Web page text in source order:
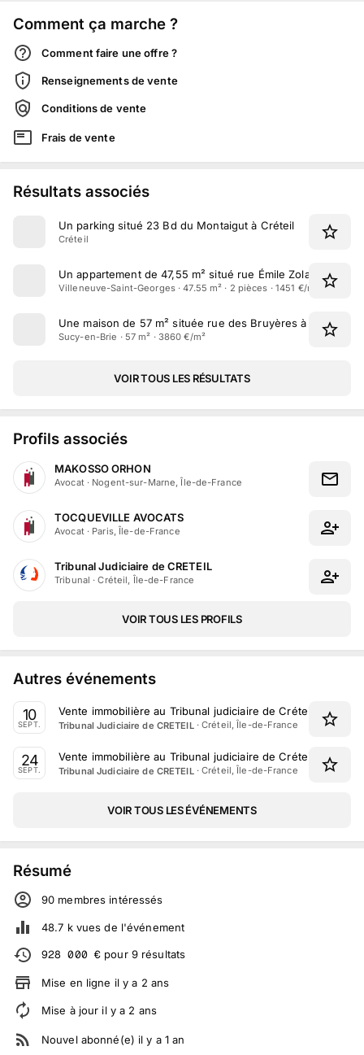
Comment ça marche ?
Comment faire une offre ?
Renseignements de vente
Conditions de vente
Frais de vente
Résultats associés
Un parking situé 23 Bd du Montaigut à Créteil
Créteil
Un appartement de 47,55 m² situé rue Émile Zola à
Villeneuve-Saint-Georges · 47.55 m² · 2 pièces · 1451 €/m²
Une maison de 57 m² située rue des Bruyères à Sucy-en-
Sucy-en-Brie · 57 m² · 3860 €/m²
VOIR TOUS LES RÉSULTATS
Profils associés
MAKOSSO ORHON
Avocat· Nogent-sur-Marne, Île-de-France
TOCQUEVILLE AVOCATS
Avocat· Paris, Île-de-France
Tribunal Judiciaire de CRETEIL
Tribunal ·Créteil, Île-de-France
VOIR TOUS LES PROFILS
Autres événements
10
SEPT.
Vente immobilière au Tribunal judiciaire de Créteil le 10
Tribunal Judiciaire de CRETEIL ·Créteil, Île-de-France
24
SEPT.
Vente immobilière au Tribunal judiciaire de Créteil le 24
Tribunal Judiciaire de CRETEIL ·Créteil, Île-de-France
VOIR TOUS LES ÉVÉNEMENTS
Résumé
90 membres intéressés
48.7 kvues de l'événement
928 000 € pour 9 résultats
Mise en ligne il y a 2 ans
Mise à jour il y a 2 ans
Nouvel abonné(e) il y a 1 an